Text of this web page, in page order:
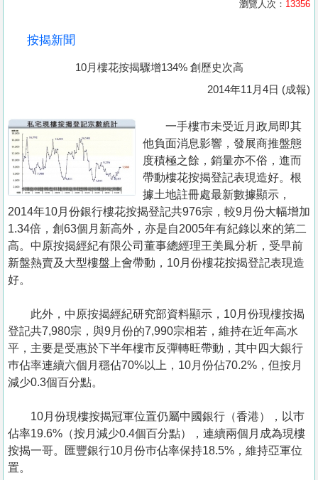
置
業
手
冊
關
於
我
們
瀏覽人次： 13356
按揭新聞
10月樓花按揭驟增134% 創歷史次高
2014年11月4日 (成報)
一手樓市未受近月政局即其
他負面消息影響，發展商推盤態
度積極之餘，銷量亦不俗，進而
帶動樓花按揭登記表現造好。根
據土地註冊處最新數據顯示，
2014年10月份銀行樓花按揭登記共976宗，較9月份大幅增加
1.34倍，創63個月新高外，亦是自2005年有紀錄以來的第二
高。中原按揭經紀有限公司董事總經理王美鳳分析，受早前
新盤熱賣及大型樓盤上會帶動，10月份樓花按揭登記表現造
好。
此外，中原按揭經紀研究部資料顯示，10月份現樓按揭
登記共7,980宗，與9月份的7,990宗相若，維持在近年高水
平，主要是受惠於下半年樓市反彈轉旺帶動，其中四大銀行
巿佔率連續六個月穩佔70%以上，10月份佔70.2%，但按月
減少0.3個百分點。
10月份現樓按揭冠軍位置仍屬中國銀行（香港），以巿
佔率19.6%（按月減少0.4個百分點），連續兩個月成為現樓
按揭一哥。匯豐銀行10月份巿佔率保持18.5%，維持亞軍位
置。